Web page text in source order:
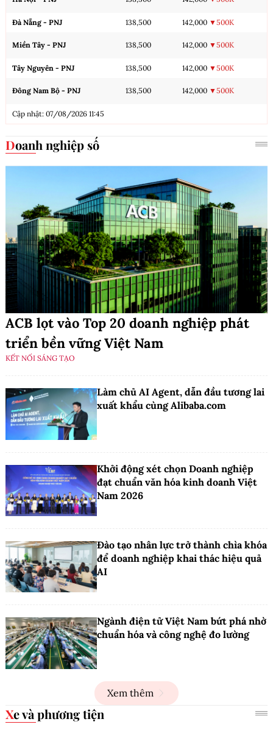
Đà Nẵng - PNJ 138,500 142,000 ▼500K
Miền Tây - PNJ 138,500 142,000 ▼500K
Tây Nguyên - PNJ 138,500 142,000 ▼500K
Đông Nam Bộ - PNJ 138,500 142,000 ▼500K
Cập nhật: 07/08/2026 11:45
Doanh nghiệp số
ACB lọt vào Top 20 doanh nghiệp phát
triển bền vững Việt Nam
KẾT NỐI SÁNG TẠO
Làm chủ AI Agent, dẫn đầu tương lai
xuất khẩu cùng Alibaba.com
Khởi động xét chọn Doanh nghiệp
đạt chuẩn văn hóa kinh doanh Việt
Nam 2026
Đào tạo nhân lực trở thành chìa khóa
để doanh nghiệp khai thác hiệu quả
AI
Ngành điện tử Việt Nam bứt phá nhờ
chuẩn hóa và công nghệ đo lường
Xem thêm
Xe và phương tiện